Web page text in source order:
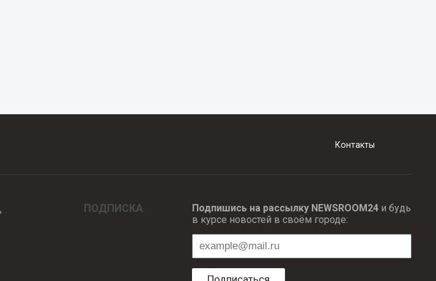
Контакты
ПОДПИСКА Подпишись на рассылку NEWSROOM24и будь
в курсе новостей в своём городе: